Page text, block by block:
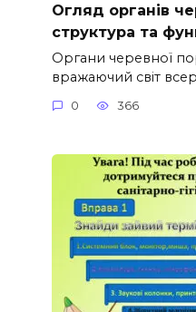
Огляд органів
структура та
Органи черевної
вражаючий світ
0 366